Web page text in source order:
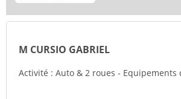
M CURSIO GABRIEL
Activité : Auto & 2 roues - Equipements